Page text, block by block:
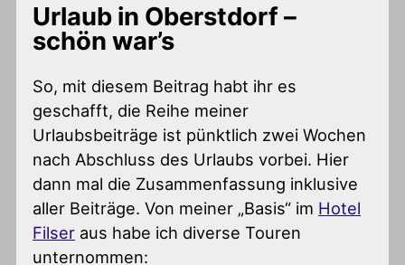
Urlaub in Oberstdorf –
schön war’s
So, mit diesem Beitrag habt ihr es
geschafft, die Reihe meiner
Urlaubsbeiträge ist pünktlich zwei Wochen
nach Abschluss des Urlaubs vorbei. Hier
dann mal die Zusammenfassung inklusive
aller Beiträge. Von meiner „Basis“ im Hotel
Filser aus habe ich diverse Touren
unternommen: